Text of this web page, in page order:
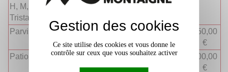
H, M, rez-de-chaussée Flora
Tristan
Parvis
450,00
€
Patio
1 000,00
500,00
€
Gestion des cookies
Ce site utilise des cookies et vous donne le
contrôle sur ceux que vous souhaitez activer